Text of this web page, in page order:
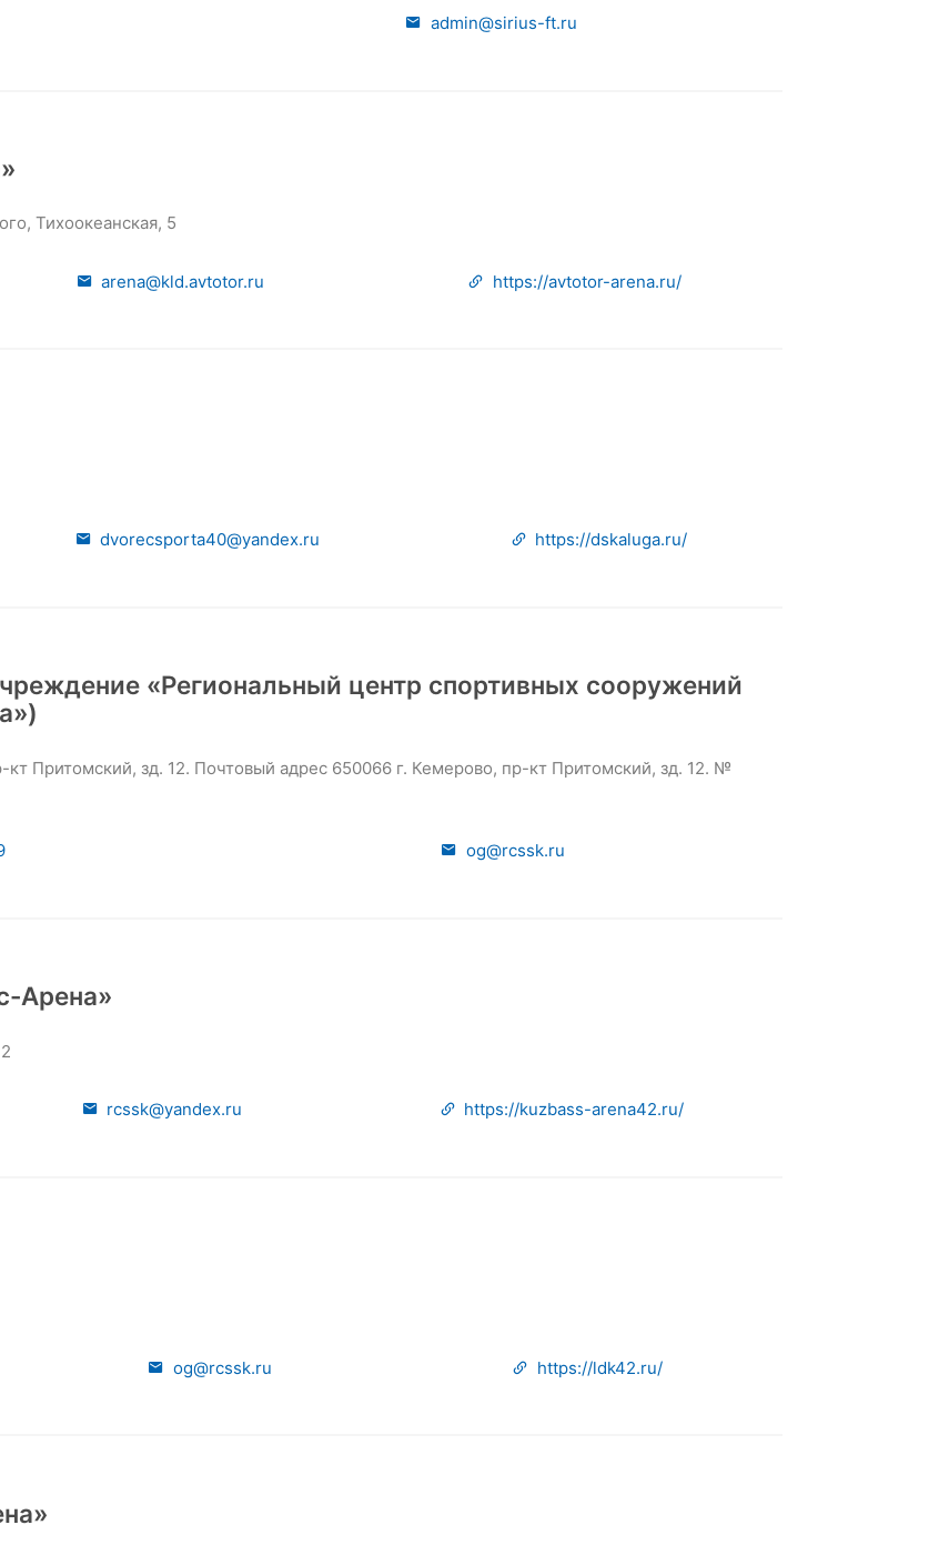
admin@sirius-ft.ru
Тихоокеанская, 5
arena@kld.avtotor.ru https://avtotor-arena.ru/
dvorecsporta40@yandex.ru https://dskaluga.ru/
«Региональный центр спортивных сооружений
Притомский, зд. 12. Почтовый адрес 650066 г. Кемерово, пр-кт Притомский, зд. 12. №
og@rcssk.ru
Арена»
rcssk@yandex.ru https://kuzbass-arena42.ru/
og@rcssk.ru https://ldk42.ru/